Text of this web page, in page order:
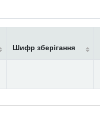
Шифр зберігання